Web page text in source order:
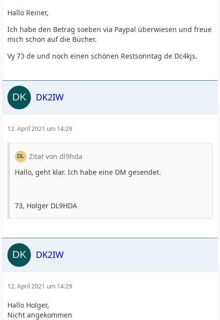
Hallo Reiner,
Ich habe den Betrag soeben via Paypal überwiesen und freue
mich schon auf die Bücher.
Vy 73 de und noch einen schönen Restsonntag de Dc4kjs.
DK2IW
12. April 2021 um 14:29
Zitat von dl9hda
Hallo, geht klar. Ich habe eine DM gesendet.
73, Holger DL9HDA
DK2IW
12. April 2021 um 14:29
Hallo Holger,
Nicht angekommen